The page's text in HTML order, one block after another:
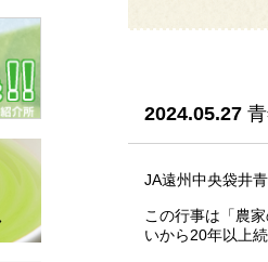
2024.05.27
JA遠州中央袋井
この行事は「農
いから20年以上続